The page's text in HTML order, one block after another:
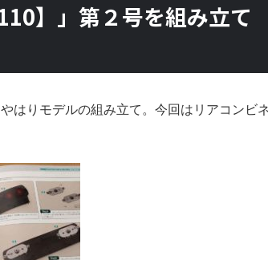
】」第２号を組み立て
はりモデルの組み立て。今回はリアコンビ